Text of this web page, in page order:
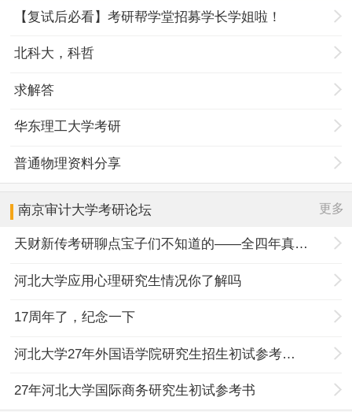
【复试后必看】考研帮学堂招募学长学姐啦！
北科大，科哲
求解答
华东理工大学考研
普通物理资料分享
南京审计大学考研论坛 更多
天财新传考研聊点宝子们不知道的——全四年真题规律+择校优势
河北大学应用心理研究生情况你了解吗
17周年了，纪念一下
河北大学27年外国语学院研究生招生初试参考书目调整
27年河北大学国际商务研究生初试参考书